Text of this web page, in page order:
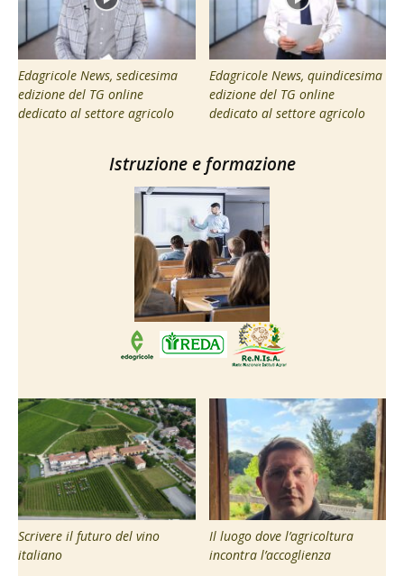
Edagricole News, sedicesima
edizione del TG online
dedicato al settore agricolo
Edagricole News, quindicesima
edizione del TG online
dedicato al settore agricolo
Istruzione e formazione
Scrivere il futuro del vino
italiano
Il luogo dove l’agricoltura
incontra l’accoglienza